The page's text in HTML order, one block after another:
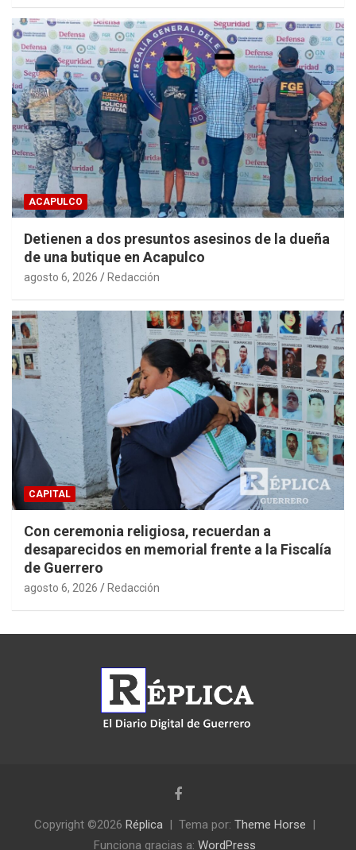
ACAPULCO
Detienen a dos presuntos asesinos de la dueña
de una butique en Acapulco
agosto 6, 2026 Redacción
CAPITAL
Con ceremonia religiosa, recuerdan a
desaparecidos en memorial frente a la Fiscalía
de Guerrero
agosto 6, 2026 Redacción
Copyright ©2026 Réplica Tema por: Theme Horse
Funciona gracias a: WordPress